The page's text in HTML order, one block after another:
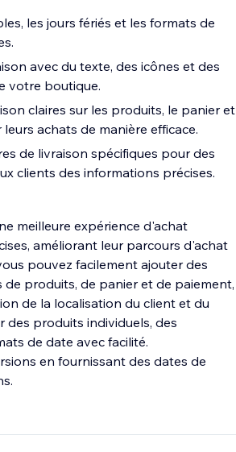
les jours fériés et les formats de
avec du texte, des icônes et des
votre boutique.
claires sur les produits, le panier et
achats de manière efficace.
de livraison spécifiques pour des
clients des informations précises.
meilleure expérience d'achat
améliorant leur parcours d'achat
pouvez facilement ajouter des
produits, de panier et de paiement,
de la localisation du client et du
des produits individuels, des
de date avec facilité.
en fournissant des dates de